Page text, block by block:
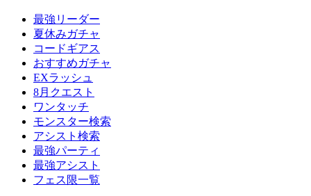
最強リーダー
夏休みガチャ
コードギアス
おすすめガチャ
EXラッシュ
8月クエスト
ワンタッチ
モンスター検索
アシスト検索
最強パーティ
最強アシスト
フェス限一覧